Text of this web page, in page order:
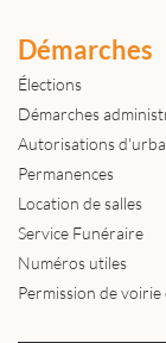
Démarches
Élections
Démarches
Autorisations
Permanences
Location de salles
Service Funéraire
Numéros utiles
Permission de